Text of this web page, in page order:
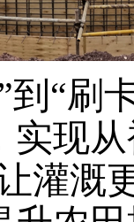
到“刷
现
灌溉